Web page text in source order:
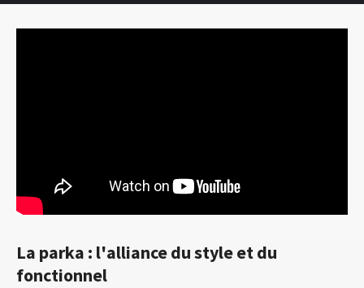
La parka : l'alliance du style et du
fonctionnel